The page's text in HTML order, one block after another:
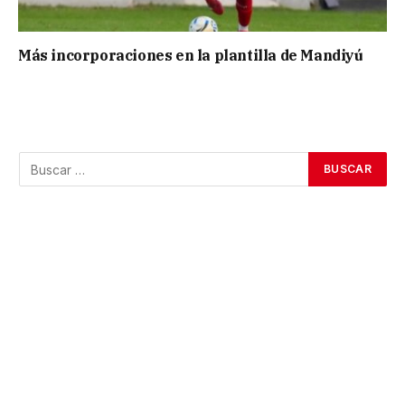
Más incorporaciones en la plantilla de Mandiyú